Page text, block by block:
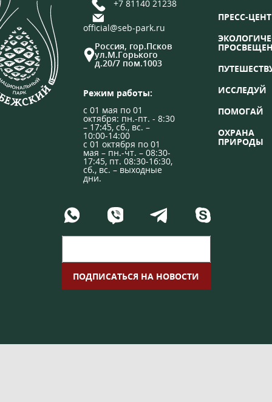
+7 81140 21238
official@seb-park.ru
Россия, гор.Псков
ул.М.Горького
д.20/7 пом.1003
Режим работы:
с 01 мая по 01
октября: пн.-пт. - 8:30
– 17:45, сб., вс. –
10:00-14:00
с 01 октября по 01
мая – пн.-чт. – 08:30-
17:45, пт. 08:30-16:30,
сб., вс. – выходные
дни.
ПРЕСС-
ИССЛЕДУЙ
ПОМОГАЙ
ОХРАНА
ПРИРОДЫ